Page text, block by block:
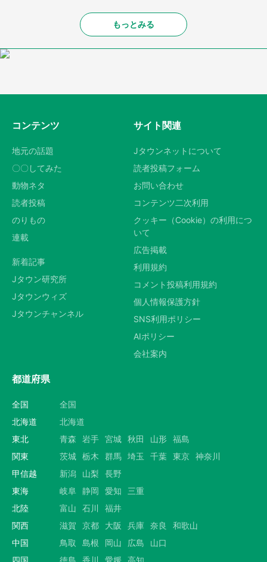
もっとみる
コンテンツ
地元の話題
〇〇してみた
動物ネタ
読者投稿
のりもの
連載
新着記事
Jタウン研究所
Jタウンウィズ
Jタウンチャンネル
サイト関連
Jタウンネットについて
読者投稿フォーム
お問い合わせ
コンテンツ二次利用
クッキー（Cookie）の利用につ
いて
広告掲載
利用規約
コメント投稿利用規約
個人情報保護方針
SNS利用ポリシー
AIポリシー
会社案内
都道府県
全国
全国
北海道
北海道
東北
青森 岩手 宮城 秋田 山形 福島
関東
茨城 栃木 群馬 埼玉 千葉 東京 神奈川
甲信越
新潟 山梨
長野
東海
岐阜 静岡 愛知
三重
北陸
富山 石川
福井
関西
滋賀 京都 大阪 兵庫 奈良
和歌山
中国
鳥取 島根 岡山 広島
山口
四国
徳島 香川 愛媛 高知